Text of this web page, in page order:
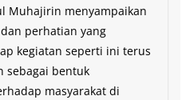
Muhajirin menyampaikan
perhatian yang
kegiatan seperti ini terus
sebagai bentuk
masyarakat di